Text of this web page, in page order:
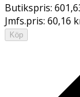
Butikspris:
Jmfs.pris: 60,16
Köp